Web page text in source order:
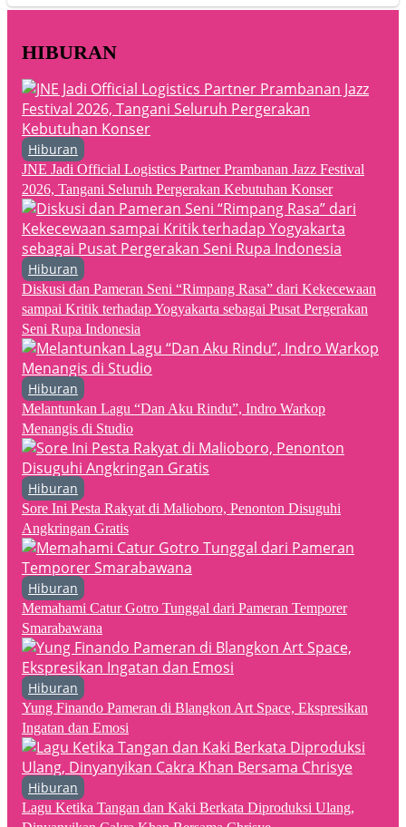
HIBURAN
Hiburan
JNE Jadi Official Logistics Partner Prambanan Jazz Festival
2026, Tangani Seluruh Pergerakan Kebutuhan Konser
Hiburan
Diskusi dan Pameran Seni “Rimpang Rasa” dari Kekecewaan
sampai Kritik terhadap Yogyakarta sebagai Pusat Pergerakan
Seni Rupa Indonesia
Hiburan
Melantunkan Lagu “Dan Aku Rindu”, Indro Warkop
Menangis di Studio
Hiburan
Sore Ini Pesta Rakyat di Malioboro, Penonton Disuguhi
Angkringan Gratis
Hiburan
Memahami Catur Gotro Tunggal dari Pameran Temporer
Smarabawana
Hiburan
Yung Finando Pameran di Blangkon Art Space, Ekspresikan
Ingatan dan Emosi
Hiburan
Lagu Ketika Tangan dan Kaki Berkata Diproduksi Ulang,